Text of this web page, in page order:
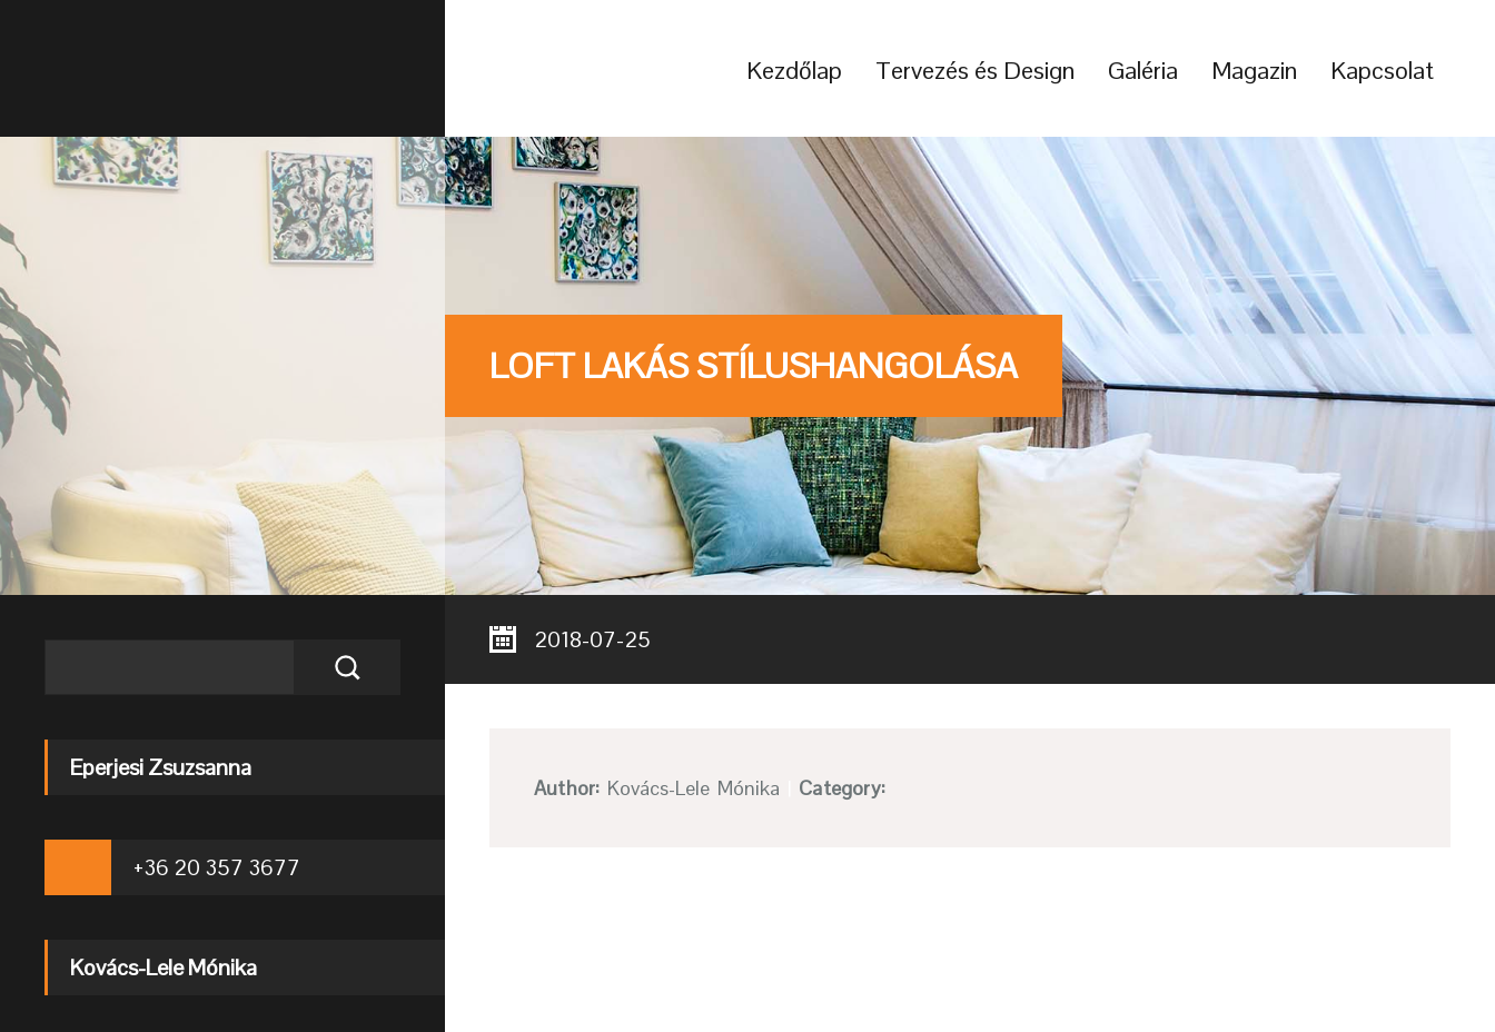
Kezdőlap Tervezés és Design Galéria Magazin Kapcsolat
LOFT LAKÁS STÍLUSHANGOLÁSA
2018-07-25
Author: Kovács-Lele Mónika Category:
Eperjesi Zsuzsanna
+36 20 357 3677
Kovács-Lele Mónika